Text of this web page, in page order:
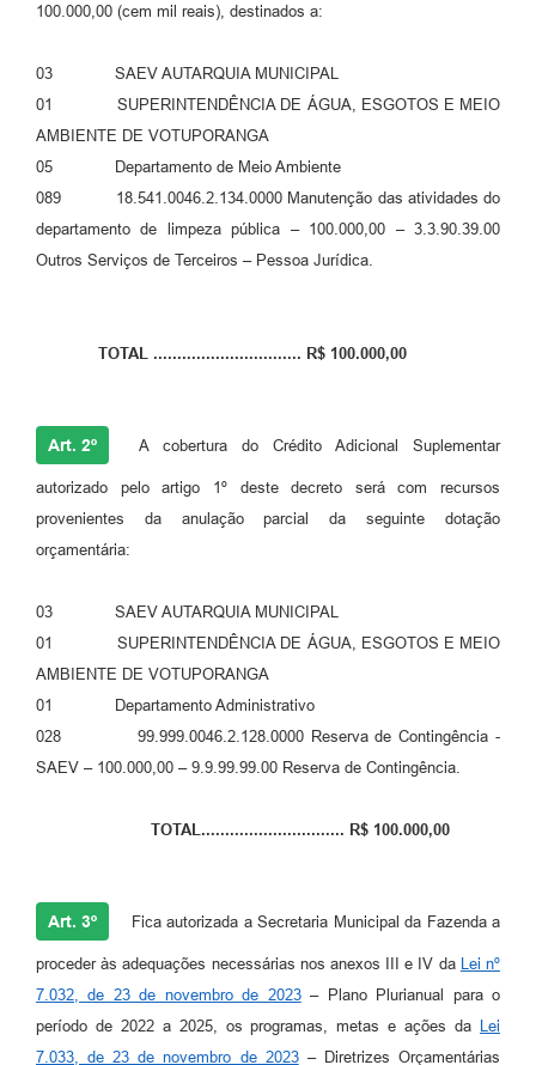
100.000,00 (cem mil reais), destinados a:
03 SAEV AUTARQUIA MUNICIPAL
01 SUPERINTENDÊNCIA DE ÁGUA, ESGOTOS E MEIO
AMBIENTE DE VOTUPORANGA
05 Departamento de Meio Ambiente
089 18.541.0046.2.134.0000 Manutenção das atividades do
departamento de limpeza pública – 100.000,00 – 3.3.90.39.00
Outros Serviços de Terceiros – Pessoa Jurídica.
TOTAL ............................... R$ 100.000,00
Art. 2º A cobertura do Crédito Adicional Suplementar
autorizado pelo artigo 1º deste decreto será com recursos
provenientes da anulação parcial da seguinte dotação
orçamentária:
03 SAEV AUTARQUIA MUNICIPAL
01 SUPERINTENDÊNCIA DE ÁGUA, ESGOTOS E MEIO
AMBIENTE DE VOTUPORANGA
01 Departamento Administrativo
028 99.999.0046.2.128.0000 Reserva de Contingência -
SAEV – 100.000,00 – 9.9.99.99.00 Reserva de Contingência.
TOTAL.............................. R$ 100.000,00
Art. 3º Fica autorizada a Secretaria Municipal da Fazenda a
proceder às adequações necessárias nos anexos III e IV da Lei nº
7.032, de 23 de novembro de 2023– Plano Plurianual para o
período de 2022 a 2025, os programas, metas e ações da Lei
7.033, de 23 de novembro de 2023– Diretrizes Orçamentárias